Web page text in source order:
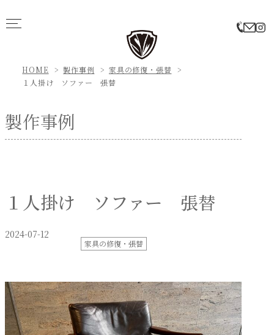
HOME 製作事例
家具の修復・張替
１人掛け ソファー 張替
製作事例
１人掛け ソファー 張替
2024-07-12
家具の修復・張替